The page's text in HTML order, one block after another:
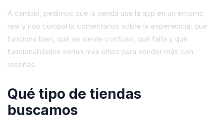
A cambio, pedimos que la tienda use la app en un entorno
real y nos comparta comentarios sobre la experiencia: qué
funciona bien, qué se siente confuso, qué falta y qué
funcionalidades serían más útiles para vender más con
reseñas.
Qué tipo de tiendas
buscamos